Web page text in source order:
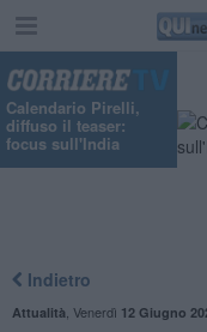
Calendario Pirelli,
diffuso il teaser:
focus sull'India
Indietro
Attualità Venerdì 12 Giugno